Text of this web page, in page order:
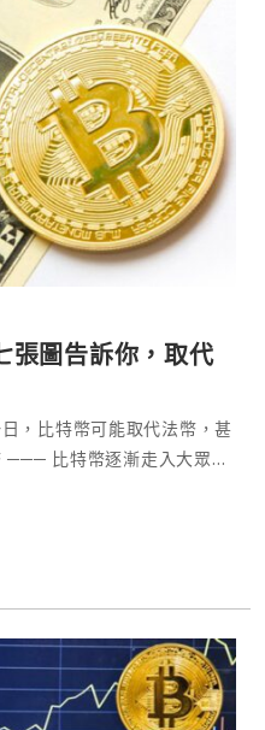
張圖告訴你，取代
，比特幣可能取代法幣，甚
─── 比特幣逐漸走入大眾視
的有可能嗎？本文將透過
級」兩個方向探討此議題，